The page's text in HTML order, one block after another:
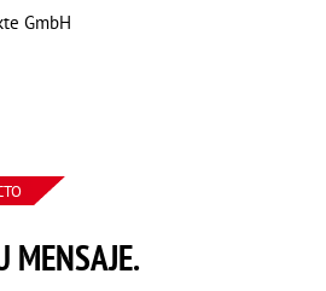
GmbH
MENSAJE.